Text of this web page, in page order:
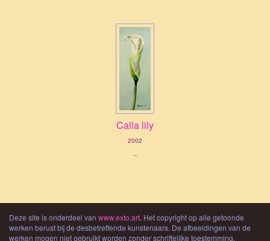
Calla lily
2002
..
Deze site is onderdeel van www.exto.art. Het copyright op alle getoonde
werken berust bij de desbetreffende kunstenaars. De afbeeldingen van de
werken mogen niet gebruikt worden zonder schriftelijke toestemming.